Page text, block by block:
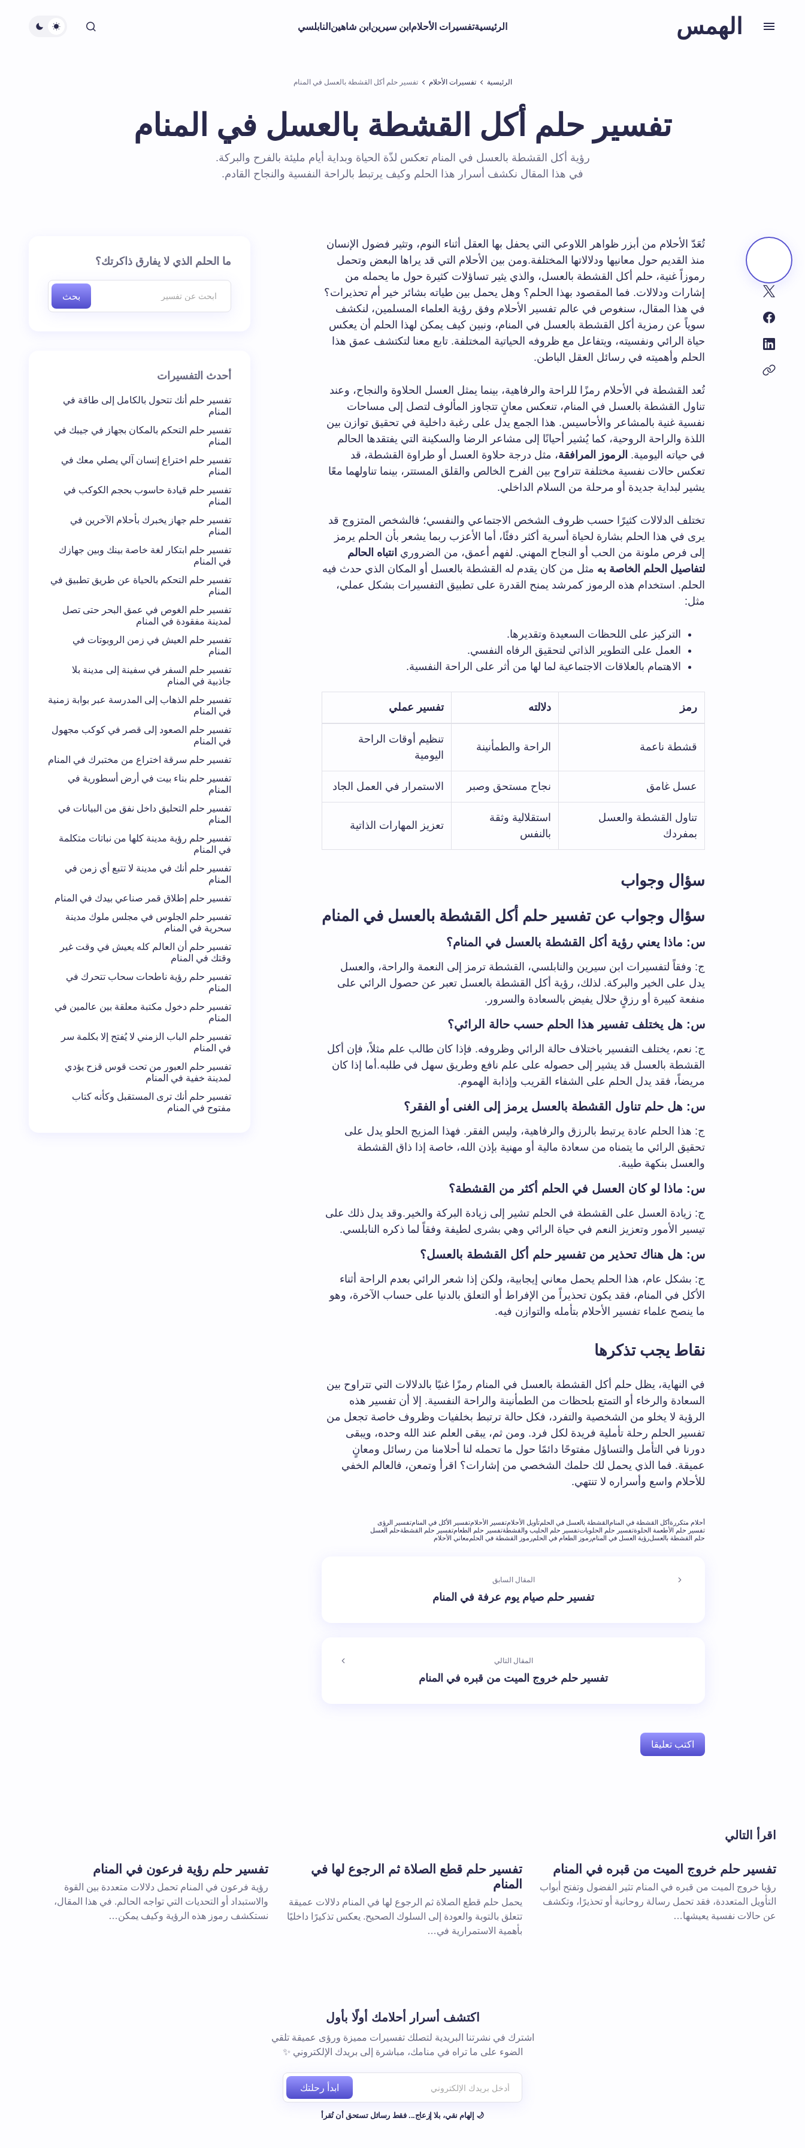
الهمس الرئيسيةتفسيرات الأحلام ابن سيرين ابن شاهين النابلسي
الرئيسية تفسيرات الأحلام تفسير حلم أكل القشطة بالعسل في المنام
تفسير حلم أكل القشطة بالعسل في المنام
رؤية أكل القشطة بالعسل في المنام تعكس لذّة الحياة وبداية أيام مليئة بالفرح والبركة.
في هذا المقال نكشف أسرار هذا الحلم وكيف يرتبط بالراحة النفسية والنجاح القادم.
تُعَدّ الأحلام من أبزر ظواهر اللاوعي التي يحفل بها العقل أثناء النوم، وتثير فضول الإنسان
منذ القديم حول معانيها ودلالاتها المختلفة.ومن بين الأحلام التي قد يراها البعض وتحمل
رموزاً غنية، حلم أكل القشطة بالعسل، والذي يثير تساؤلات كثيرة حول ما يحمله من
إشارات ودلالات. فما المقصود بهذا الحلم؟ وهل يحمل بين طياته بشائر خير أم تحذيرات؟
في هذا المقال، سنغوص في عالم تفسير الأحلام وفق رؤية العلماء المسلمين، لنكشف
سوياً عن رمزية أكل القشطة بالعسل في المنام، ونبين كيف يمكن لهذا الحلم أن يعكس
حياة الرائي ونفسيته، ويتفاعل مع ظروفه الحياتية المختلفة. تابع معنا لتكتشف عمق هذا
الحلم وأهميته في رسائل العقل الباطن.
تُعد القشطة في الأحلام رمزًا للراحة والرفاهية، بينما يمثل العسل الحلاوة والنجاح، وعند
تناول القشطة بالعسل في المنام، تنعكس معانٍ تتجاوز المألوف لتصل إلى مساحات
نفسية غنية بالمشاعر والأحاسيس. هذا الجمع يدل على رغبة داخلية في تحقيق توازن بين
اللذة والراحة الروحية، كما يُشير أحيانًا إلى مشاعر الرضا والسكينة التي يفتقدها الحالم
في حياته اليومية. الرموز المرافقة، مثل درجة حلاوة العسل أو طراوة القشطة، قد
تعكس حالات نفسية مختلفة تتراوح بين الفرح الخالص والقلق المستتر، بينما تناولهما معًا
يشير لبداية جديدة أو مرحلة من السلام الداخلي.
تختلف الدلالات كثيرًا حسب ظروف الشخص الاجتماعي والنفسي؛ فالشخص المتزوج قد
يرى في هذا الحلم بشارة لحياة أسرية أكثر دفئًا، أما الأعزب ربما يشعر بأن الحلم يرمز
إلى فرص ملونة من الحب أو النجاح المهني. لفهم أعمق، من الضروري انتباه الحالم
لتفاصيل الحلم الخاصة به مثل من كان يقدم له القشطة بالعسل أو المكان الذي حدث فيه
الحلم. استخدام هذه الرموز كمرشد يمنح القدرة على تطبيق التفسيرات بشكل عملي،
مثل:
التركيز على اللحظات السعيدة وتقديرها.
العمل على التطوير الذاتي لتحقيق الرفاه النفسي.
الاهتمام بالعلاقات الاجتماعية لما لها من أثر على الراحة النفسية.
رمز دلالته تفسير عملي
قشطة ناعمة الراحة والطمأنينة
تنظيم أوقات الراحة
اليومية
عسل غامق نجاح مستحق وصبر الاستمرار في العمل الجاد
تناول القشطة والعسل
بمفردك
استقلالية وثقة
بالنفس
تعزيز المهارات الذاتية
سؤال وجواب
سؤال وجواب عن تفسير حلم أكل القشطة بالعسل في المنام
س: ماذا يعني رؤية أكل القشطة بالعسل في المنام؟
ج: وفقاً لتفسيرات ابن سيرين والنابلسي، القشطة ترمز إلى النعمة والراحة، والعسل
يدل على الخير والبركة. لذلك، رؤية أكل القشطة بالعسل تعبر عن حصول الرائي على
منفعة كبيرة أو رزقٍ حلال يفيض بالسعادة والسرور.
س: هل يختلف تفسير هذا الحلم حسب حالة الرائي؟
ج: نعم، يختلف التفسير باختلاف حالة الرائي وظروفه. فإذا كان طالب علم مثلاً، فإن أكل
القشطة بالعسل قد يشير إلى حصوله على علم نافع وطريق سهل في طلبه.أما إذا كان
مريضاً، فقد يدل الحلم على الشفاء القريب وإذابة الهموم.
س: هل حلم تناول القشطة بالعسل يرمز إلى الغنى أو الفقر؟
ج: هذا الحلم عادة يرتبط بالرزق والرفاهية، وليس الفقر. فهذا المزيج الحلو يدل على
تحقيق الرائي ما يتمناه من سعادة مالية أو مهنية بإذن الله، خاصة إذا ذاق القشطة
والعسل بنكهة طيبة.
س: ماذا لو كان العسل في الحلم أكثر من القشطة؟
ج: زيادة العسل على القشطة في الحلم تشير إلى زيادة البركة والخير.وقد يدل ذلك على
تيسير الأمور وتعزيز النعم في حياة الرائي وهي بشرى لطيفة وفقاً لما ذكره النابلسي.
س: هل هناك تحذير من تفسير حلم أكل القشطة بالعسل؟
ج: بشكل عام، هذا الحلم يحمل معاني إيجابية، ولكن إذا شعر الرائي بعدم الراحة أثناء
الأكل في المنام، فقد يكون تحذيراً من الإفراط أو التعلق بالدنيا على حساب الآخرة، وهو
ما ينصح علماء تفسير الأحلام بتأمله والتوازن فيه.
نقاط يجب تذكرها
في النهاية، يظل حلم أكل القشطة بالعسل في المنام رمزًا غنيًا بالدلالات التي تتراوح بين
السعادة والرخاء أو التمتع بلحظات من الطمأنينة والراحة النفسية. إلا أن تفسير هذه
الرؤية لا يخلو من الشخصية والتفرد، فكل حالة ترتبط بخلفيات وظروف خاصة تجعل من
تفسير الحلم رحلة تأملية فريدة لكل فرد. ومن ثم، يبقى العلم عند الله وحده، ويبقى
دورنا في التأمل والتساؤل مفتوحًا دائمًا حول ما تحمله لنا أحلامنا من رسائل ومعانٍ
عميقة. فما الذي يحمل لك حلمك الشخصي من إشارات؟ اقرأ وتمعن، فالعالم الخفي
للأحلام واسع وأسراره لا تنتهي.
أحلام متكررةأكل القشطة في المنامالقشطة بالعسل في الحلمتأويل الأحلامتفسير الأحلامتفسير الأكل في المنامتفسير الرؤى
تفسير حلم الأطعمة الحلوةتفسير حلم الحلوياتتفسير حلم الحليب والقشطةتفسير حلم الطعامتفسير حلم القشطةحلم العسل
حلم القشطة بالعسلرؤية العسل في المنامرموز الطعام في الحلمرموز القشطة في الحلم معاني الأحلام
المقال السابق
تفسير حلم صيام يوم عرفة في المنام
المقال التالي
تفسير حلم خروج الميت من قبره في المنام
اكتب تعليقا
تعليقك *
ما الحلم الذي لا يفارق ذاكرتك؟
بحث
أحدث التفسيرات
تفسير حلم أنك تتحول بالكامل إلى طاقة في
المنام
تفسير حلم التحكم بالمكان بجهاز في جيبك في
المنام
تفسير حلم اختراع إنسان آلي يصلي معك في
المنام
تفسير حلم قيادة حاسوب بحجم الكوكب في
المنام
تفسير حلم جهاز يخبرك بأحلام الآخرين في
المنام
تفسير حلم ابتكار لغة خاصة بينك وبين جهازك
في المنام
تفسير حلم التحكم بالحياة عن طريق تطبيق في
المنام
تفسير حلم الغوص في عمق البحر حتى تصل
لمدينة مفقودة في المنام
تفسير حلم العيش في زمن الروبوتات في
المنام
تفسير حلم السفر في سفينة إلى مدينة بلا
جاذبية في المنام
تفسير حلم الذهاب إلى المدرسة عبر بوابة زمنية
في المنام
تفسير حلم الصعود إلى قصر في كوكب مجهول
في المنام
تفسير حلم سرقة اختراع من مختبرك في المنام
تفسير حلم بناء بيت في أرض أسطورية في
المنام
تفسير حلم التحليق داخل نفق من البيانات في
المنام
تفسير حلم رؤية مدينة كلها من نباتات متكلمة
في المنام
تفسير حلم أنك في مدينة لا تتبع أي زمن في
المنام
تفسير حلم إطلاق قمر صناعي بيدك في المنام
تفسير حلم الجلوس في مجلس ملوك مدينة
سحرية في المنام
تفسير حلم أن العالم كله يعيش في وقت غير
وقتك في المنام
تفسير حلم رؤية ناطحات سحاب تتحرك في
المنام
تفسير حلم دخول مكتبة معلقة بين عالمين في
المنام
تفسير حلم الباب الزمني لا يُفتح إلا بكلمة سر
في المنام
تفسير حلم العبور من تحت قوس قزح يؤدي
لمدينة خفية في المنام
تفسير حلم أنك ترى المستقبل وكأنه كتاب
مفتوح في المنام
اقرأ التالي
تفسير حلم خروج الميت من قبره في المنام
رؤيا خروج الميت من قبره في المنام تثير الفضول وتفتح أبواب
التأويل المتعددة، فقد تحمل رسالة روحانية أو تحذيرًا، وتكشف
عن حالات نفسية يعيشها…
تفسير حلم قطع الصلاة ثم الرجوع لها في
المنام
يحمل حلم قطع الصلاة ثم الرجوع لها في المنام دلالات عميقة
تتعلق بالتوبة والعودة إلى السلوك الصحيح. يعكس تذكيرًا داخليًا
بأهمية الاستمرارية في…
تفسير حلم رؤية فرعون في المنام
رؤية فرعون في المنام تحمل دلالات متعددة بين القوة
والاستبداد أو التحديات التي تواجه الحالم. في هذا المقال،
نستكشف رموز هذه الرؤية وكيف يمكن…
اكتشف أسرار أحلامك أولًا بأول
اشترك في نشرتنا البريدية لتصلك تفسيرات مميزة ورؤى عميقة تلقي
الضوء على ما تراه في منامك، مباشرة إلى بريدك الإلكتروني ✨
ابدأ رحلتك
🌙 إلهام نقي، بلا إزعاج... فقط رسائل تستحق أن تُقرأ